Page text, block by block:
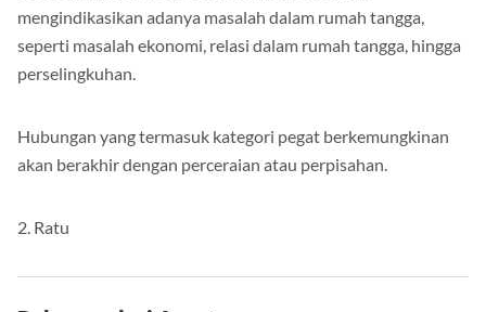
mengindikasikan adanya masalah dalam rumah tangga,
seperti masalah ekonomi, relasi dalam rumah tangga, hingga
perselingkuhan.
Hubungan yang termasuk kategori pegat berkemungkinan
akan berakhir dengan perceraian atau perpisahan.
2. Ratu